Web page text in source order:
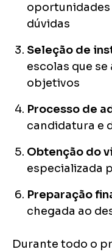
dúvidas
Seleção de
escolas que se
objetivos
Processo de
candidatura e
Obtenção do
especializada
Preparação
chegada ao
Durante todo o